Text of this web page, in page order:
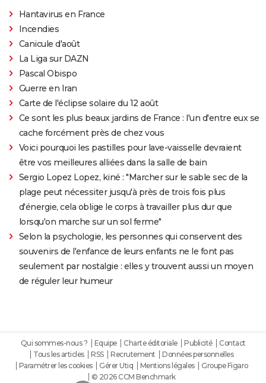
Hantavirus en France
Incendies
Canicule d'août
La Liga sur DAZN
Pascal Obispo
Guerre en Iran
Carte de l'éclipse solaire du 12 août
Ce sont les plus beaux jardins de France : l'un d'entre eux se
cache forcément près de chez vous
Voici pourquoi les pastilles pour lave-vaisselle devraient
être vos meilleures alliées dans la salle de bain
Sergio Lopez Lopez, kiné : "Marcher sur le sable sec de la
plage peut nécessiter jusqu'à près de trois fois plus
d'énergie, cela oblige le corps à travailler plus dur que
lorsqu'on marche sur un sol ferme"
Selon la psychologie, les personnes qui conservent des
souvenirs de l'enfance de leurs enfants ne le font pas
seulement par nostalgie : elles y trouvent aussi un moyen
de réguler leur humeur
Qui sommes-nous ? Equipe Charte éditoriale Publicité
Contact
Tous les articles
RSS Recrutement
Données personnelles
Paramétrer les cookies
Gérer Utiq Mentions légales
Groupe Figaro
© 2026 CCM Benchmark